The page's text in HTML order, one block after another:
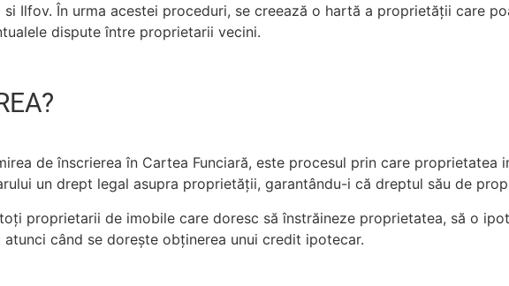
Ilfov. În urma acestei proceduri, se creează o hartă a proprietății care
dispute între proprietarii vecini.
de înscrierea în Cartea Funciară, este procesul prin care
un drept legal asupra proprietății, garantându-i că dreptul său de
proprietarii de imobile care doresc să înstrăineze proprietatea, să o
când se dorește obținerea unui credit ipotecar.